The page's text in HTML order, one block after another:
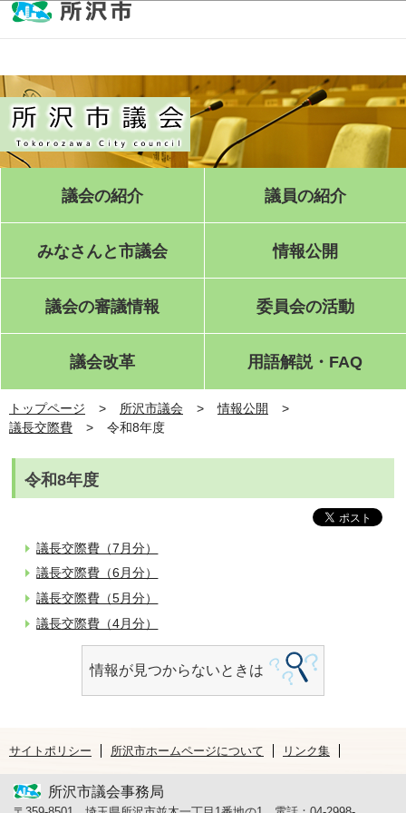
このページの本文へ移動
議会の紹介 議員の紹介
みなさんと市議会 情報公開
議会の審議情報 委員会の活動
議会改革 用語解説・FAQ
トップページ 所沢市議会
情報公開
議長交際費
令和8年度
令和8年度
議長交際費（7月分）
議長交際費（6月分）
議長交際費（5月分）
議長交際費（4月分）
情報が見つからないときは
サイトポリシー 所沢市ホームページについて リンク集
所沢市議会事務局